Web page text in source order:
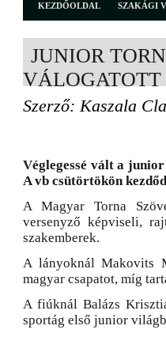
KEZDŐOLDAL SZAKÁGI
JUNIOR
VÁLOGATOTT
Szerző: Kaszala
Véglegessé vált a
A vb csütörtökön
A Magyar Torna
versenyző képviseli,
szakemberek.
A lányoknál Makovits
magyar csapatot, míg
A fiúknál Balázs
sportág első junior